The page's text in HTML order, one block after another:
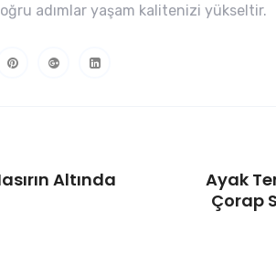
adımlar yaşam kalitenizi yükseltir.
Altında
Ayak
Çorap